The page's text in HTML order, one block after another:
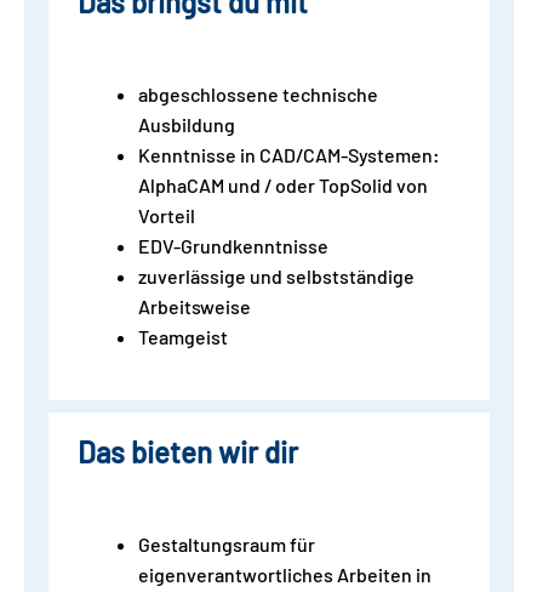
abgeschlossene technische
Ausbildung
Kenntnisse in CAD/CAM-Systemen:
AlphaCAM und / oder TopSolid von
Vorteil
EDV-Grundkenntnisse
zuverlässige und selbstständige
Arbeitsweise
Teamgeist
Das bieten wir dir
Gestaltungsraum für
eigenverantwortliches Arbeiten in